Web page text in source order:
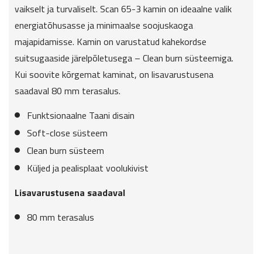
vaikselt ja turvaliselt. Scan 65-3 kamin on ideaalne valik
energiatõhusasse ja minimaalse soojuskaoga
majapidamisse. Kamin on varustatud kahekordse
suitsugaaside järelpõletusega – Clean burn süsteemiga.
Kui soovite kõrgemat kaminat, on lisavarustusena
saadaval 80 mm terasalus.
Funktsionaalne Taani disain
Soft-close süsteem
Clean burn süsteem
Küljed ja pealisplaat voolukivist
Lisavarustusena saadaval
80 mm terasalus